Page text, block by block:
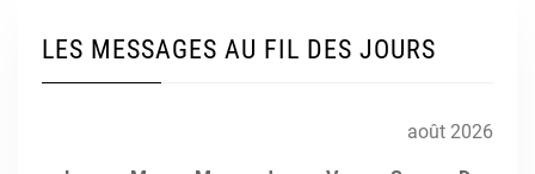
LES MESSAGES AU FIL DES JOURS
août 2026